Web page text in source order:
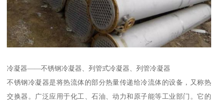
冷凝器——不锈钢冷凝器、列管式冷凝器、列管冷凝器
不锈钢冷凝器是将热流体的部分热量传递给冷流体的设备，又称热
交换器。广泛应用于化工、石油、动力和原子能等工业部门。它的